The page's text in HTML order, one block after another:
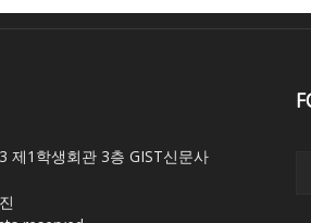
제1학생회관 3층 GIST신문사